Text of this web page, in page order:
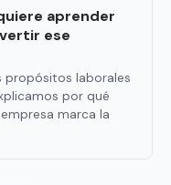
aprender
ese
propósitos laborales
por qué
marca la